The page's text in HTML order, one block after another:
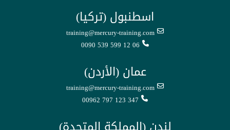
اسطنبول (تركيا)
training@mercury-training.com
0090 539 599 12 06
عمان (الأردن)
training@mercury-training.com
00962 797 123 347